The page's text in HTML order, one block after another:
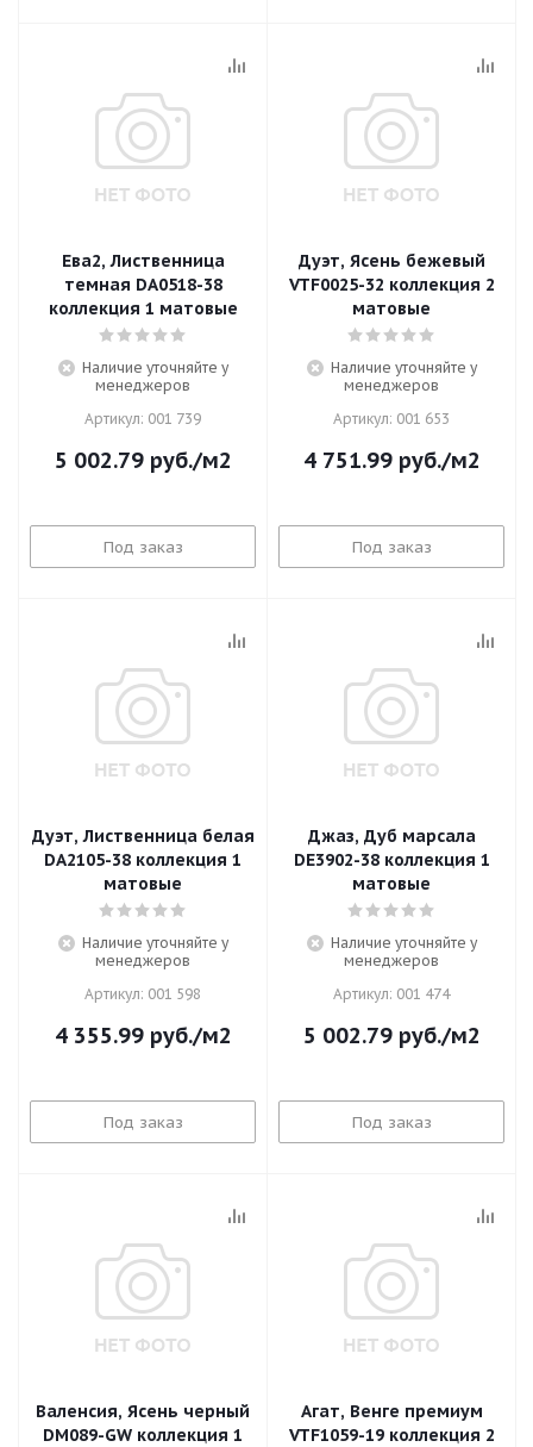
Ева2, Лиственница
темная DA0518-38
коллекция 1 матовые
Наличие уточняйте у
менеджеров
Артикул: 001 739
5 002.79руб./м2
Под заказ
Дуэт, Ясень бежевый
VTF0025-32 коллекция 2
матовые
Наличие уточняйте у
менеджеров
Артикул: 001 653
4 751.99руб./м2
Под заказ
Дуэт, Лиственница белая
DA2105-38 коллекция 1
матовые
Наличие уточняйте у
менеджеров
Артикул: 001 598
4 355.99руб./м2
Под заказ
Джаз, Дуб марсала
DE3902-38 коллекция 1
матовые
Наличие уточняйте у
менеджеров
Артикул: 001 474
5 002.79руб./м2
Под заказ
Валенсия, Ясень черный
DM089-GW коллекция 1
Агат, Венге премиум
VTF1059-19 коллекция 2